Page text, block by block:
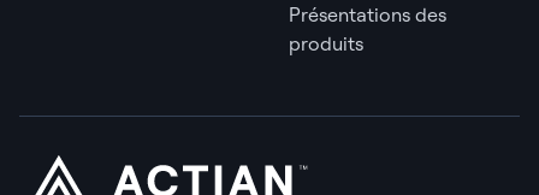
Présentations des
produits